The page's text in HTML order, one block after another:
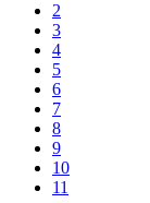
2
3
4
5
6
7
8
9
10
11